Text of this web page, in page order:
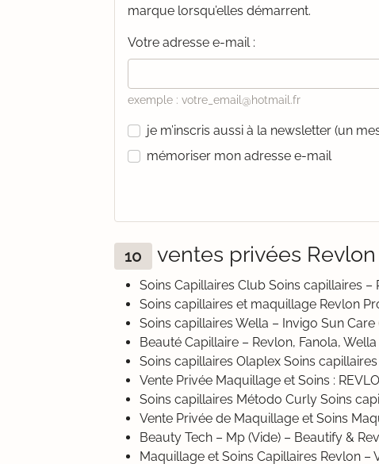
marque lorsqu’elles démarrent.
Votre adresse e-mail :
exemple : votre_email@hotmail.fr
je m’inscris aussi à la newsletter (un
mémoriser mon adresse e-mail
10 ventes privées
Soins Capillaires Club Soins capillaires –
Soins capillaires et maquillage Revlon
Soins capillaires Wella – Invigo Sun Care
Beauté Capillaire – Revlon, Fanola, Wella
Soins capillaires Olaplex Soins
Vente Privée Maquillage et Soins :
Soins capillaires Método Curly Soins
Vente Privée de Maquillage et Soins
Beauty Tech – Mp (Vide) – Beautify &
Maquillage et Soins Capillaires Revlon –